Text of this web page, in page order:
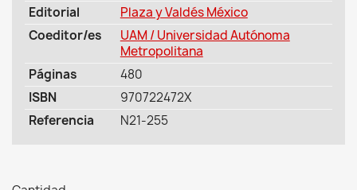
Editorial
Plaza y Valdés México
Coeditor/es
UAM / Universidad Autónoma
Metropolitana
Páginas
480
ISBN
970722472X
Referencia
N21-255